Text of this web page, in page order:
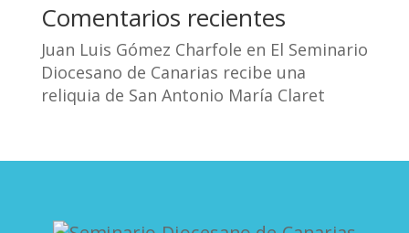
Comentarios recientes
Juan Luis Gómez Charfole en El Seminario
Diocesano de Canarias recibe una
reliquia de San Antonio María Claret